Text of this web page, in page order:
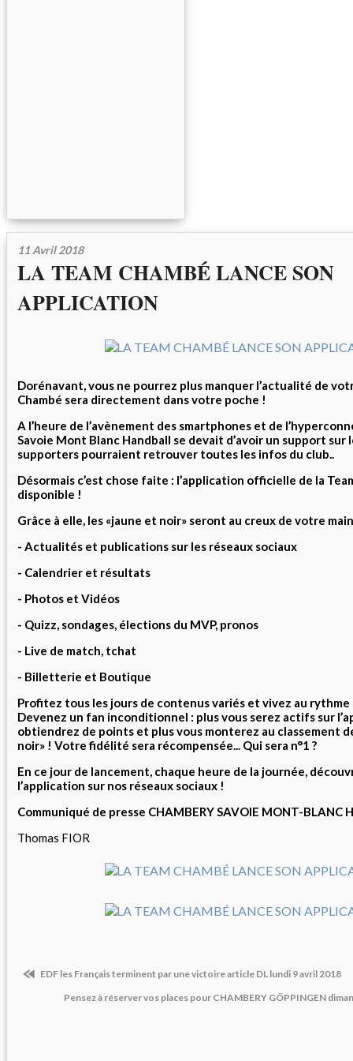
11 Avril 2018
LA TEAM CHAMBÉ LANCE SON
APPLICATION
Dorénavant, vous ne pourrez plus manquer l’actualité de
Chambé sera directement dans votre poche !
A l’heure de l’avènement des smartphones et de
Savoie Mont Blanc Handball se devait d’avoir un support sur
supporters pourraient retrouver toutes les infos du club..
Désormais c’est chose faite : l’application officielle de la
disponible !
Grâce à elle, les «jaune et noir» seront au creux de votre
- Actualités et publications sur les réseaux sociaux
- Calendrier et résultats
- Photos et Vidéos
- Quizz, sondages, élections du MVP, pronos
- Live de match, tchat
- Billetterie et Boutique
Profitez tous les jours de contenus variés et vivez au rythme
Devenez un fan inconditionnel : plus vous serez actifs sur
obtiendrez de points et plus vous monterez au classement
noir» ! Votre fidélité sera récompensée... Qui sera n°1 ?
En ce jour de lancement, chaque heure de la journée,
l’application sur nos réseaux sociaux !
Communiqué de presse CHAMBERY SAVOIE MONT-BLANC
Thomas FIOR
EDF les Français terminent par une victoire article DL lundi 9 avril 2018
Pensez à réserver vos places pour CHAMBERY GÖPPINGEN